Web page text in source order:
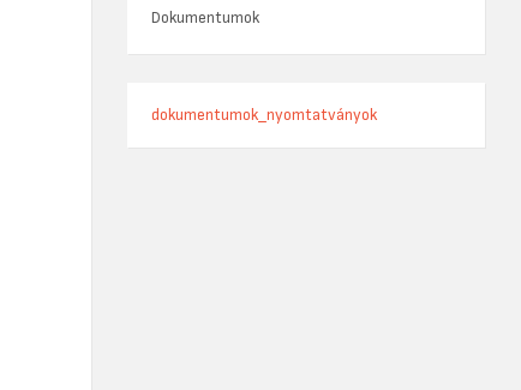
Dokumentumok
dokumentumok_nyomtatványok